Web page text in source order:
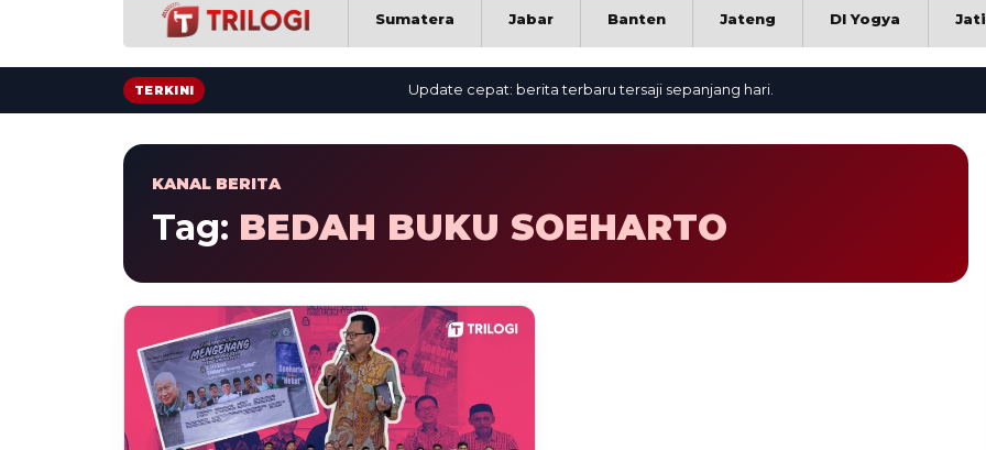
Sumatera Jabar Banten Jateng DI Yogya
TERKINI Update cepat: berita terbaru tersaji sepanjang hari.
KANAL BERITA
Tag: BEDAH BUKU SOEHARTO